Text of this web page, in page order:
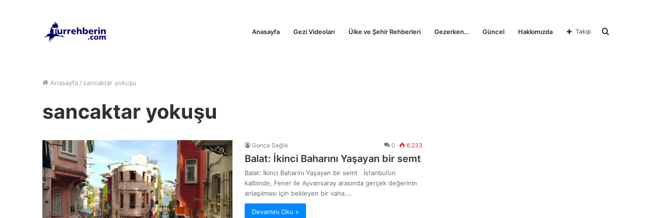
Anasayfa Gezi Videoları Ülke ve Şehir Rehberleri Gezerken… Güncel Hakkımızda Arama
Takip
Anasayfa / sancaktar yokuşu
sancaktar yokuşu
Gonca Sağlık 0 6.233
Balat: İkinci Baharını Yaşayan bir semt
Balat: İkinci Baharını Yaşayan bir semt İstanbul’un
kalbinde, Fener ile Ayvansaray arasında gerçek değerinin
anlaşılması için bekleyen bir vaha.…
Devamını Oku »